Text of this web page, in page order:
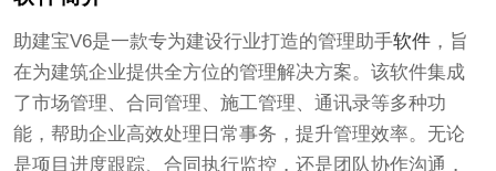
助建宝V6是一款专为建设行业打造的管理助手软件，旨
在为建筑企业提供全方位的管理解决方案。该软件集成
了市场管理、合同管理、施工管理、通讯录等多种功
能，帮助企业高效处理日常事务，提升管理效率。无论
是项目进度跟踪、合同执行监控，还是团队协作沟通，